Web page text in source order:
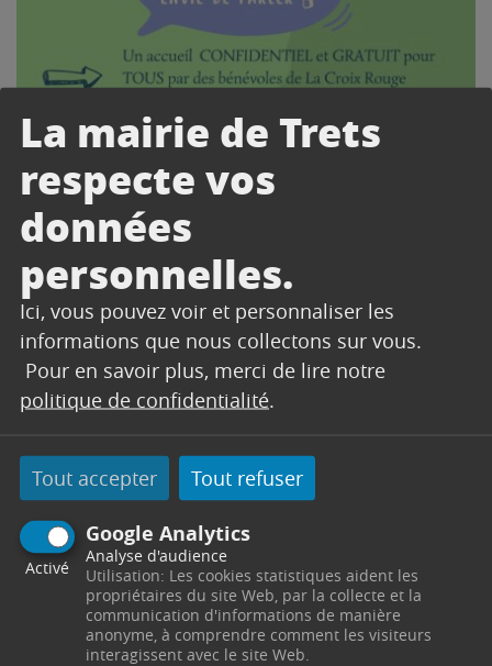
La mairie de Trets
respecte vos
données
personnelles.
Ici, vous pouvez voir et personnaliser les
informations que nous collectons sur vous.
Pour en savoir plus, merci de lire notre
politique de confidentialité.
Tout accepter Tout refuser
Google Analytics
Activé
Analyse d'audience
Utilisation: Les cookies statistiques aident les
propriétaires du site Web, par la collecte et la
communication d'informations de manière
anonyme, à comprendre comment les visiteurs
interagissent avec le site Web.
CONTACT